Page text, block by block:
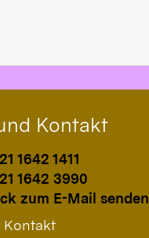
Kontakt
1642 1411
1642 3990
zum E-Mail senden
Kontakt